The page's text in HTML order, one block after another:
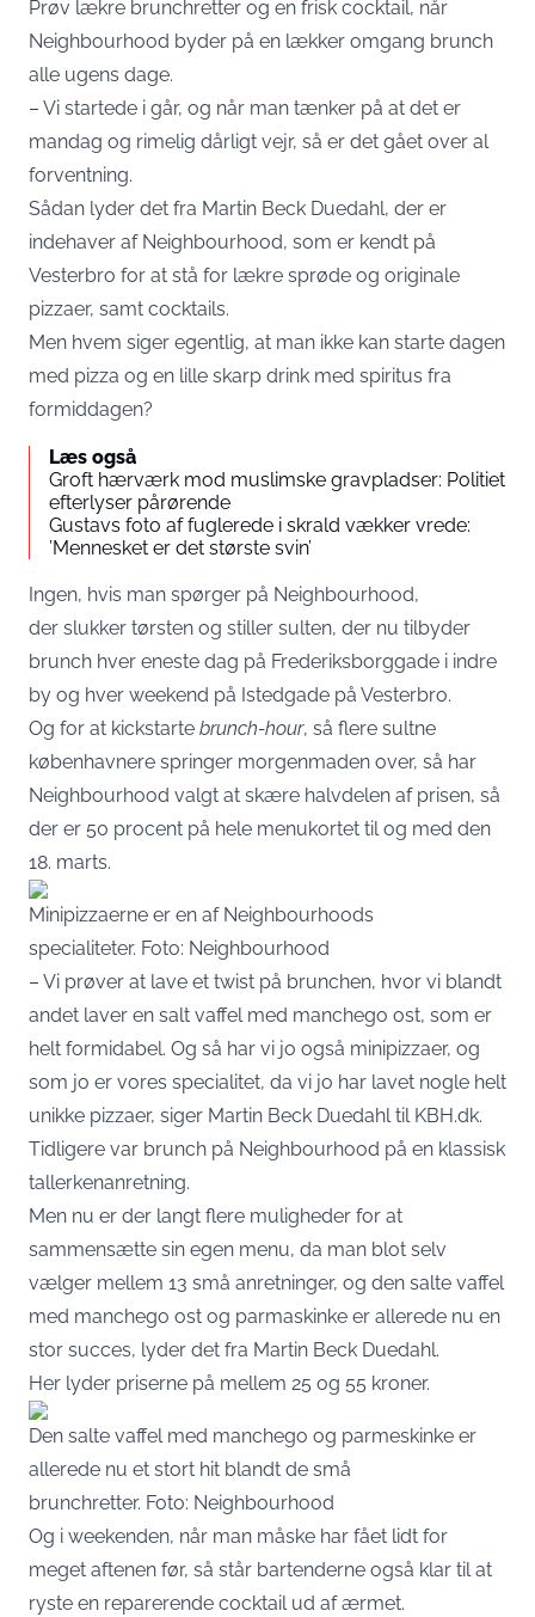
Prøv lækre brunchretter og en frisk cocktail, når
Neighbourhood byder på en lækker omgang brunch
alle ugens dage.
– Vi startede i går, og når man tænker på at det er
mandag og rimelig dårligt vejr, så er det gået over al
forventning.
Sådan lyder det fra Martin Beck Duedahl, der er
indehaver af Neighbourhood, som er kendt på
Vesterbro for at stå for lækre sprøde og originale
pizzaer, samt cocktails.
Men hvem siger egentlig, at man ikke kan starte dagen
med pizza og en lille skarp drink med spiritus fra
formiddagen?
Læs også
Groft hærværk mod muslimske gravpladser: Politiet
efterlyser pårørende
Gustavs foto af fuglerede i skrald vækker vrede:
’Mennesket er det største svin’
Ingen, hvis man spørger på Neighbourhood,
der slukker tørsten og stiller sulten, der nu tilbyder
brunch hver eneste dag på Frederiksborggade i indre
by og hver weekend på Istedgade på Vesterbro.
Og for at kickstarte brunch-hour, så flere sultne
københavnere springer morgenmaden over, så har
Neighbourhood valgt at skære halvdelen af prisen, så
der er 50 procent på hele menukortet til og med den
18. marts.
Minipizzaerne er en af Neighbourhoods
specialiteter. Foto: Neighbourhood
– Vi prøver at lave et twist på brunchen, hvor vi blandt
andet laver en salt vaffel med manchego ost, som er
helt formidabel. Og så har vi jo også minipizzaer, og
som jo er vores specialitet, da vi jo har lavet nogle helt
unikke pizzaer, siger Martin Beck Duedahl til KBH.dk.
Tidligere var brunch på Neighbourhood på en klassisk
tallerkenanretning.
Men nu er der langt flere muligheder for at
sammensætte sin egen menu, da man blot selv
vælger mellem 13 små anretninger, og den salte vaffel
med manchego ost og parmaskinke er allerede nu en
stor succes, lyder det fra Martin Beck Duedahl.
Her lyder priserne på mellem 25 og 55 kroner.
Den salte vaffel med manchego og parmeskinke er
allerede nu et stort hit blandt de små
brunchretter. Foto: Neighbourhood
Og i weekenden, når man måske har fået lidt for
meget aftenen før, så står bartenderne også klar til at
ryste en reparerende cocktail ud af ærmet.